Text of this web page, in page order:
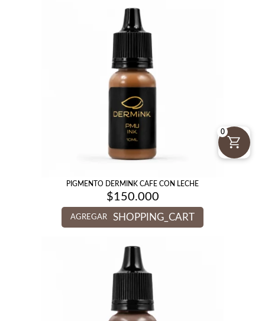
PIGMENTO DERMINK CAFE CON LECHE
$150.000
AGREGAR SHOPPING_CART
0